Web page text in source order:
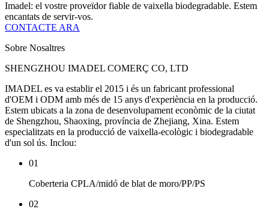
Imadel: el vostre proveïdor fiable de vaixella biodegradable. Estem
encantats de servir-vos.
CONTACTE ARA
Sobre Nosaltres
SHENGZHOU IMADEL COMERÇ CO, LTD
IMADEL es va establir el 2015 i és un fabricant professional
d'OEM i ODM amb més de 15 anys d'experiència en la producció.
Estem ubicats a la zona de desenvolupament econòmic de la ciutat
de Shengzhou, Shaoxing, província de Zhejiang, Xina. Estem
especialitzats en la producció de vaixella-ecològic i biodegradable
d'un sol ús. Inclou:
01
Coberteria CPLA/midó de blat de moro/PP/PS
02